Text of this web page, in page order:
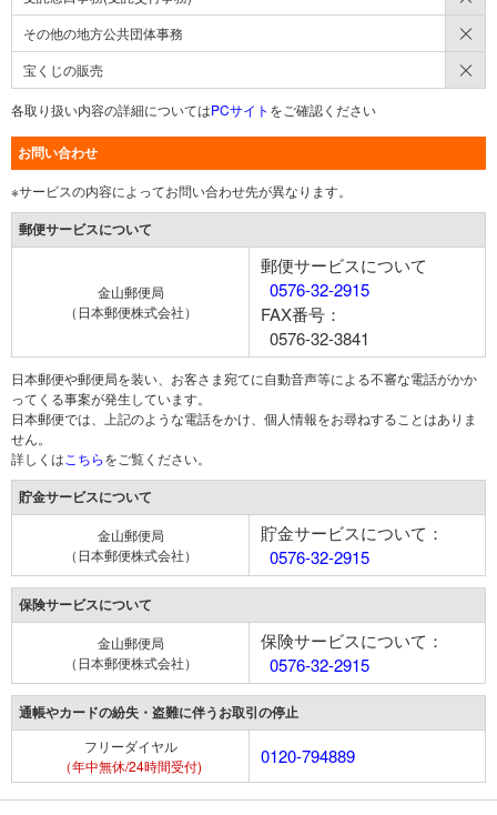
その他の地方公共団体事務
宝くじの販売
各取り扱い内容の詳細についてはPCサイト をご確認ください
お問い合わせ
※サービスの内容によってお問い合わせ先が異なります。
郵便サービスについて
金山郵便局
（日本郵便株式会社）
郵便サービスについて
0576-32-2915
FAX番号：
0576-32-3841
日本郵便や郵便局を装い、お客さま宛てに自動音声等による不審な電話がかか
ってくる事案が発生しています。
日本郵便では、上記のような電話をかけ、個人情報をお尋ねすることはありま
せん。
詳しくは こちらをご覧ください。
貯金サービスについて
金山郵便局
（日本郵便株式会社）
貯金サービスについて：
0576-32-2915
保険サービスについて
金山郵便局
（日本郵便株式会社）
保険サービスについて：
0576-32-2915
通帳やカードの紛失・盗難に伴うお取引の停止
フリーダイヤル
（年中無休/24時間受付)
0120-794889